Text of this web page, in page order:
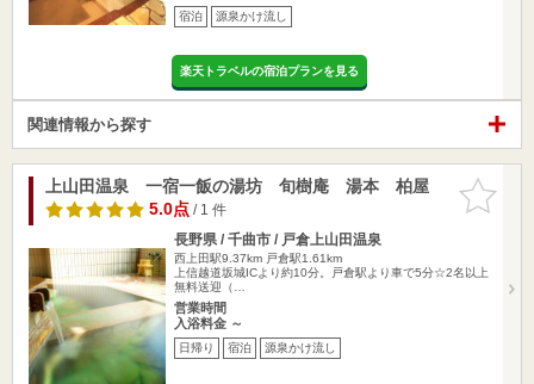
宿泊 源泉かけ流し
楽天トラベルの宿泊プランを見る
関連情報から探す
お気に入
りに追加
上山田温泉 一宿一飯の湯坊 旬樹庵 湯本 柏屋
5.0点/ 1 件
長野県 / 千曲市 / 戸倉上山田温泉
西上田駅9.37km 戸倉駅1.61km
上信越道坂城ICより約10分。戸倉駅より車で5分☆2名以上
無料送迎（…
営業時間
入浴料金 ～
日帰り 宿泊 源泉かけ流し